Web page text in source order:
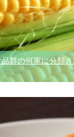
群の何軍に分類